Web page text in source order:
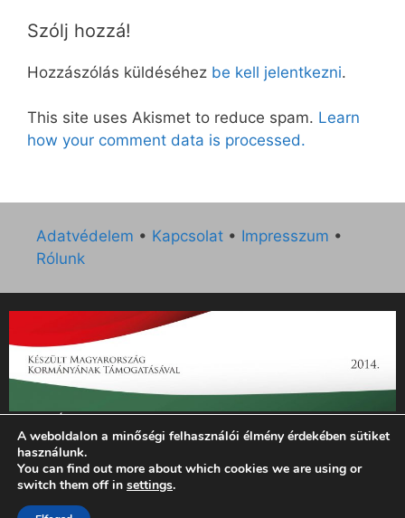
Szólj hozzá!
Hozzászólás küldéséhez be kell jelentkezni.
This site uses Akismet to reduce spam. Learn
how your comment data is processed.
Adatvédelem • Kapcsolat • Impresszum •
Rólunk
„Az Új Ember katolikus hetilap 2014. évi működésének
támogatását az EGYH-KCP-14-P-0121 sz. támogatási
szerződés keretében 3 000 000 Ft összegben támogatta az
Emberi Erőforrások Minisztériuma.”
A weboldalon a minőségi felhasználói élmény érdekében sütiket
használunk.
You can find out more about which cookies we are using or
switch them off in settings.